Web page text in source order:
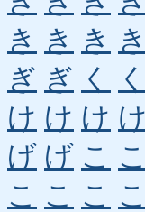
き き き
ぎ ぎ く
け け け
げ げ こ
こ こ こ